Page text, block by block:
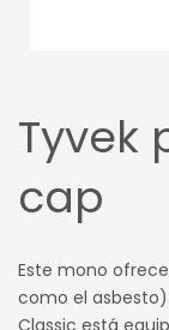
Tyvek
cap
Este mono
como el